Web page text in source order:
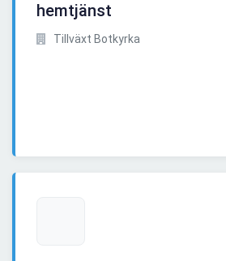
hemtjänst
Tillväxt Botkyrka